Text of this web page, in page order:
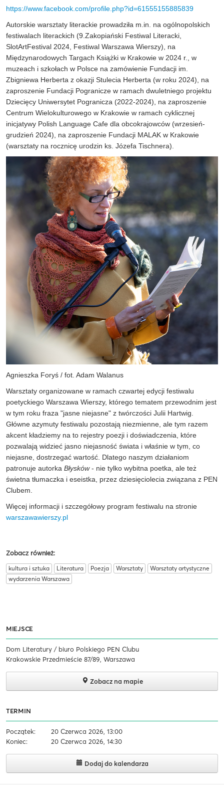
https://www.facebook.com/profile.php?id=61555155885839
Autorskie warsztaty literackie prowadziła m.in. na ogólnopolskich
festiwalach literackich (9.Zakopiański Festiwal Literacki,
SlotArtFestival 2024, Festiwal Warszawa Wierszy), na
Międzynarodowych Targach Książki w Krakowie w 2024 r., w
muzeach i szkołach w Polsce na zamówienie Fundacji im.
Zbigniewa Herberta z okazji Stulecia Herberta (w roku 2024), na
zaproszenie Fundacji Pogranicze w ramach dwuletniego projektu
Dziecięcy Uniwersytet Pogranicza (2022-2024), na zaproszenie
Centrum Wielokulturowego w Krakowie w ramach cyklicznej
inicjatywy Polish Language Cafe dla obcokrajowców (wrzesień-
grudzień 2024), na zaproszenie Fundacji MALAK w Krakowie
(warsztaty na rocznicę urodzin ks. Józefa Tischnera).
Agnieszka Foryś / fot. Adam Walanus
Warsztaty organizowane w ramach czwartej edycji festiwalu
poetyckiego Warszawa Wierszy, którego tematem przewodnim jest
w tym roku fraza "jasne niejasne" z twórczości Julii Hartwig.
Główne azymuty festiwalu pozostają niezmienne, ale tym razem
akcent kładziemy na to rejestry poezji i doświadczenia, które
pozwalają widzieć jasno niejasność świata i właśnie w tym, co
niejasne, dostrzegać wartość. Dlatego naszym działaniom
patronuje autorka Błysków- nie tylko wybitna poetka, ale też
świetna tłumaczka i eseistka, przez dziesięciolecia związana z PEN
Clubem.
Więcej informacji i szczegółowy program festiwalu na stronie
warszawawierszy.pl
Zobacz również:
kultura i sztuka Literatura Poezja Warsztaty
Warsztaty artystyczne
wydarzenia Warszawa
MIEJSCE
Dom Literatury / biuro Polskiego PEN Clubu
Krakowskie Przedmieście 87/89, Warszawa
Zobacz na mapie
TERMIN
Początek:
20 Czerwca 2026, 13:00
Koniec:
20 Czerwca 2026, 14:30
Dodaj do kalendarza